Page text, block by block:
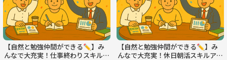
【自然と勉強仲間ができる✏️】み
んなで大充実！仕事終わりスキルア
【自然と勉強仲間ができる✏️】み
んなで大充実！休日朝活スキルアッ